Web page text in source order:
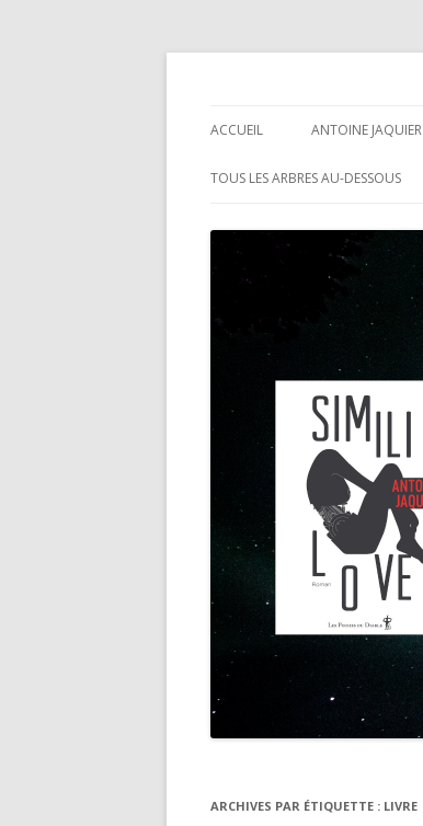
ACCUEIL ANTOINE JAQUIER
TOUS LES ARBRES AU-DESSOUS
ARCHIVES PAR ÉTIQUETTE : LIVRE